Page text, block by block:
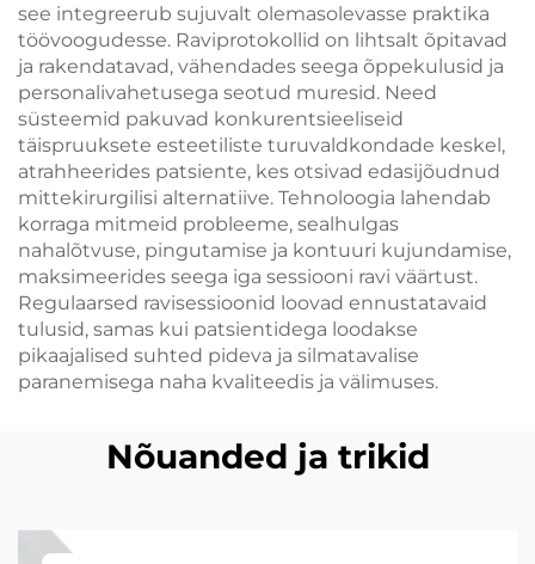
see integreerub sujuvalt olemasolevasse praktika
töövoogudesse. Raviprotokollid on lihtsalt õpitavad
ja rakendatavad, vähendades seega õppekulusid ja
personalivahetusega seotud muresid. Need
süsteemid pakuvad konkurentsieeliseid
täispruuksete esteetiliste turuvaldkondade keskel,
atrahheerides patsiente, kes otsivad edasijõudnud
mittekirurgilisi alternatiive. Tehnoloogia lahendab
korraga mitmeid probleeme, sealhulgas
nahalõtvuse, pingutamise ja kontuuri kujundamise,
maksimeerides seega iga sessiooni ravi väärtust.
Regulaarsed ravisessioonid loovad ennustatavaid
tulusid, samas kui patsientidega loodakse
pikaajalised suhted pideva ja silmatavalise
paranemisega naha kvaliteedis ja välimuses.
Nõuanded ja trikid